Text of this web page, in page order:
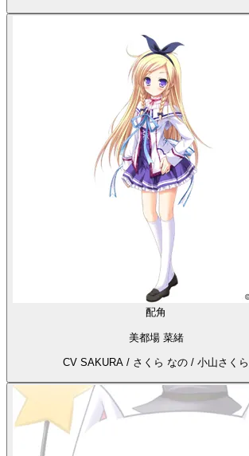
配角
美都場 菜緒
CV SAKURA / さくら なの / 小山さくら